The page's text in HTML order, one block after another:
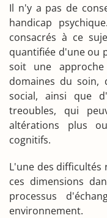
Il n'y a pas de
handicap
consacrés à ce
quantifiée d'une ou
soit une
domaines du soin,
social, ainsi que
treoubles, qui
altérations plus
cognitifs.
L'une des difficultés
ces dimensions
processus
environnement.